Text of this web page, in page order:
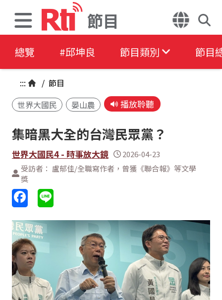
節目
總覽 #邱坤良 節目類別 節目
::: / 節目
世界大國民
晏山農 播放聆聽
集暗黑大全的台灣民眾黨？
世界大國民4 - 時事放大鏡
2026-04-23
受訪者： 盧郁佳/全職寫作者，曾獲《聯合報》等文學
獎